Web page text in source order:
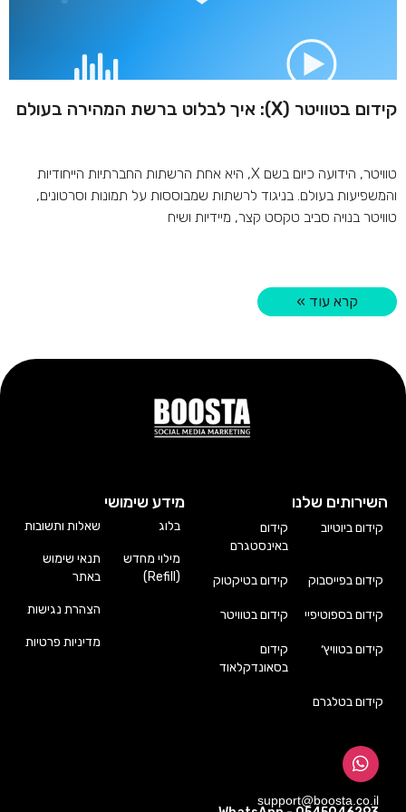
קידום בטוויטר (X): איך לבלוט ברשת המהירה בעולם
טוויטר, הידועה כיום בשם X, היא אחת הרשתות החברתיות הייחודיות
והמשפיעות בעולם. בניגוד לרשתות שמבוססות על תמונות וסרטונים,
טוויטר בנויה סביב טקסט קצר, מיידיות ושיח
קרא עוד »
השירותים שלנו
קידום ביוטיוב
קידום
באינסטגרם
קידום בפייסבוק קידום בטיקטוק
קידום בספוטיפיי קידום בטוויטר
קידום בטוויץ׳
קידום
בסאונדקלאוד
קידום בטלגרם
מידע שימושי
בלוג
מילוי מחדש
(Refill)
שאלות ותשובות
תנאי שימוש
באתר
הצהרת נגישות
מדיניות פרטיות
support@boosta.co.il